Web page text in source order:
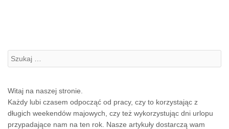
Szukanie:
Witaj na naszej stronie.
Każdy lubi czasem odpocząć od pracy, czy to korzystając z
długich weekendów majowych, czy też wykorzystując dni urlopu
przypadające nam na ten rok. Nasze artykuły dostarczą wam